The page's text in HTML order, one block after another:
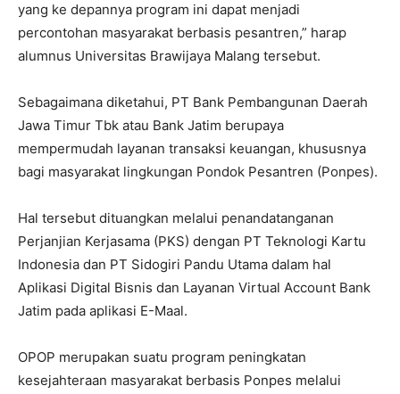
yang ke depannya program ini dapat menjadi
percontohan masyarakat berbasis pesantren,” harap
alumnus Universitas Brawijaya Malang tersebut.
Sebagaimana diketahui, PT Bank Pembangunan Daerah
Jawa Timur Tbk atau Bank Jatim berupaya
mempermudah layanan transaksi keuangan, khususnya
bagi masyarakat lingkungan Pondok Pesantren (Ponpes).
Hal tersebut dituangkan melalui penandatanganan
Perjanjian Kerjasama (PKS) dengan PT Teknologi Kartu
Indonesia dan PT Sidogiri Pandu Utama dalam hal
Aplikasi Digital Bisnis dan Layanan Virtual Account Bank
Jatim pada aplikasi E-Maal.
OPOP merupakan suatu program peningkatan
kesejahteraan masyarakat berbasis Ponpes melalui